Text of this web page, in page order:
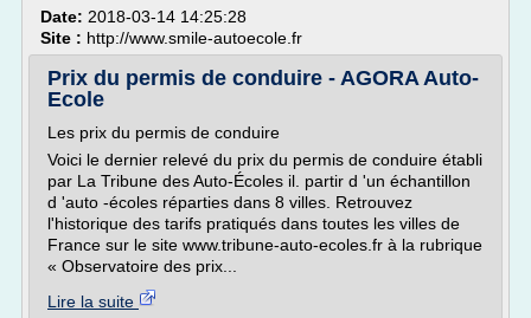
Date: 2018-03-14 14:25:28
Site : http://www.smile-autoecole.fr
Prix du permis de conduire - AGORA Auto-
Ecole
Les prix du permis de conduire
Voici le dernier relevé du prix du permis de conduire établi
par La Tribune des Auto-Écoles il. partir d 'un échantillon
d 'auto -écoles réparties dans 8 villes. Retrouvez
l'historique des tarifs pratiqués dans toutes les villes de
France sur le site www.tribune-auto-ecoles.fr à la rubrique
« Observatoire des prix...
Lire la suite